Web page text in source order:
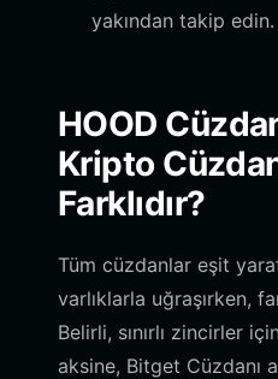
yakından takip edin.
HOOD
Kripto
Farklıdır?
Tüm cüzdanlar eşit
varlıklarla uğraşırken,
Belirli, sınırlı zincirler
aksine, Bitget Cüzdanı